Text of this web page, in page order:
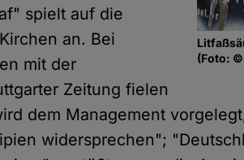
(Foto: ©
spielt auf die
an. Bei
mit der
Zeitung fielen
dem Management
widersprechen";